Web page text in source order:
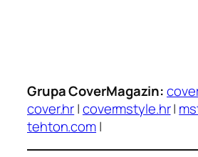
Grupa CoverMagazin:
cover.hr|covermstyle.hr|
tehton.com|